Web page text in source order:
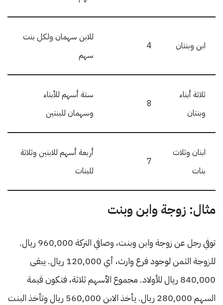
ابن وبنتان 4
للابن سهمان ولكل بنت
سهم
ثلاثة أبناء
وبنتان
8
ستة أسهم للأبناء
وسهمان للبنتين
ابنان وثلاث
بنات
7
أربعة أسهم للابنين وثلاثة
للبنات
مثال: زوجة وابن وبنت
توفي رجل عن زوجة وابن وبنت، وصافي التركة 960,000 ريال.
للزوجة الثمن لوجود فرع وارث، أي 120,000 ريال. يبقى
840,000 ريال للأولاد. مجموع الأسهم ثلاثة، فتكون قيمة
السهم 280,000 ريال. يأخذ الابن 560,000 ريال وتأخذ البنت